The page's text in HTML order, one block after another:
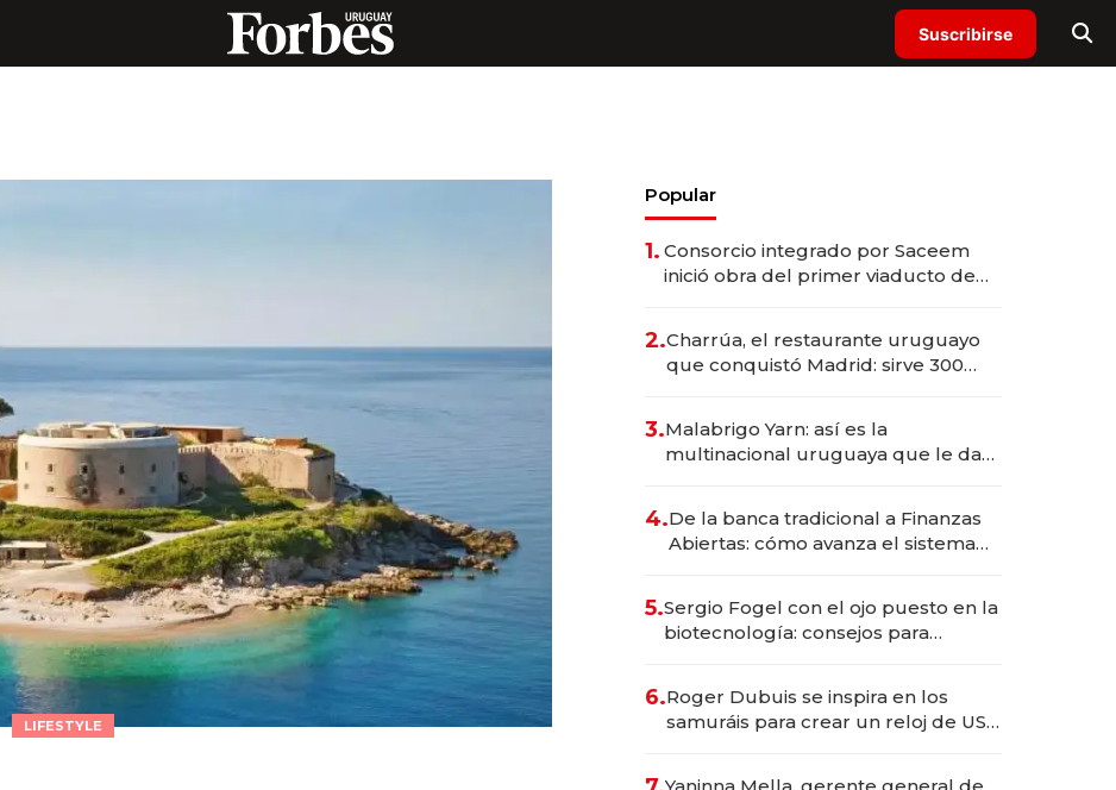
Suscribirse
LIFESTYLE
Popular
1. Consorcio integrado por Saceem
inició obra del primer viaducto de
millones
2.Charrúa, el restaurante uruguayo
que conquistó Madrid: sirve 300
prepara apertura
3.Malabrigo Yarn: así es la
multinacional uruguaya que le da
4.De la banca tradicional a Finanzas
Abiertas: cómo avanza el sistema
5.Sergio Fogel con el ojo puesto en la
biotecnología: consejos para
6.Roger Dubuis se inspira en los
samuráis para crear un reloj de US$